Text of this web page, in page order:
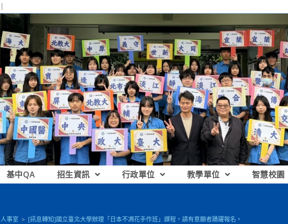
｜
基中QA 招生資訊 行政單位 教學單位 智慧校園
人事室 > [訊息轉知]國立臺北大學辦理「日本不凋花手作班」課程，請有意願者踴躍報名。